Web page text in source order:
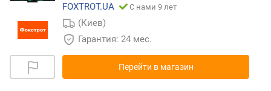
FOXTROT.UA
С нами 9 лет
(Киев)
Гарантия: 24 мес.
Перейти в магазин